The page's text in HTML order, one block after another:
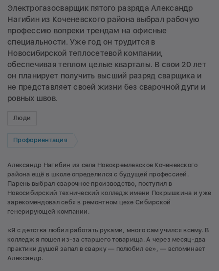
Электрогазосварщик пятого разряда Александр
Нагибин из Коченевского района выбрал рабочую
профессию вопреки трендам на офисные
специальности. Уже год он трудится в
Новосибирской теплосетевой компании,
обеспечивая теплом целые кварталы. В свои 20 лет
он планирует получить высший разряд сварщика и
не представляет своей жизни без сварочной дуги и
ровных швов.
Люди
Профориентация
Александр Нагибин из села Новокремлевское Коченевского
района ещё в школе определился с будущей профессией.
Парень выбрал сварочное производство, поступил в
Новосибирский технический колледж имени Покрышкина и уже
зарекомендовал себя в ремонтном цехе Сибирской
генерирующей компании.
«Я с детства любил работать руками, много сам учился всему. В
колледж я пошел из-за старшего товарища. А через месяц-два
практики душой запал в сварку — полюбил ее», — вспоминает
Александр.